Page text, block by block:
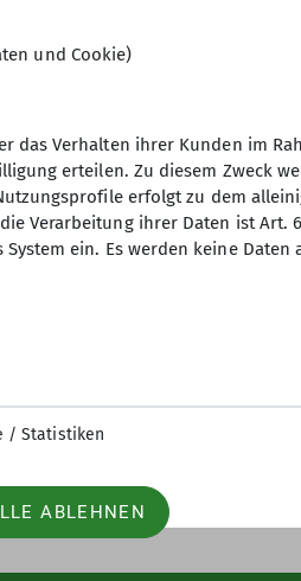
und Cookie)
das Verhalten ihrer Kunden im
erteilen. Zu diesem Zweck
erfolgt zu dem
Verarbeitung ihrer Daten ist Art.
ein. Es werden keine
/ Statistiken
ABLEHNEN